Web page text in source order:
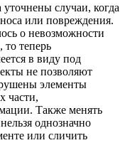
случаи, когда
или повреждения.
о невозможности
то теперь
в виду под
не позволяют
элементы
части,
Также менять
однозначно
или сличить